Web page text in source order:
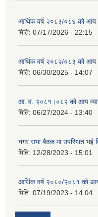
आर्थिक वर्ष २०८३/०८४ को आय
मिति: 07/17/2026 - 22:15
आर्थिक वर्ष २०८२/०८३ को आय
मिति: 06/30/2025 - 14:07
आ. व. २०८१।०८२ को आय
मिति: 06/27/2024 - 13:40
नगर सभा बैठक मा उपस्थित भई
मिति: 12/28/2023 - 15:01
आर्थिक वर्ष २०८०/२०८१ को
मिति: 07/19/2023 - 14:04